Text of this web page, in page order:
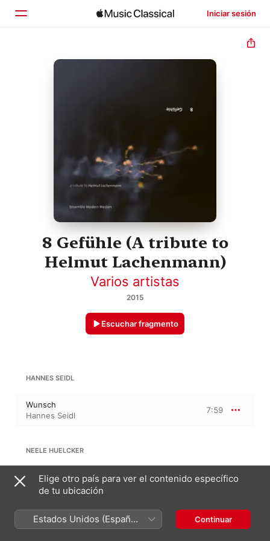
Iniciar sesión
Inicio
8 Gefühle (A tribute to
Helmut Lachenmann)
Varios artistas
2015
Escuchar fragmento
HANNES SEIDL
Wunsch
Hannes Seidl
7:59
NEELE HUELCKER
happy accidents
Neele Huelcker
8:09
G. KAMPE
Elige otro país para ver el contenido específico
de tu ubicación
Estados Unidos (Español
México)
Continuar